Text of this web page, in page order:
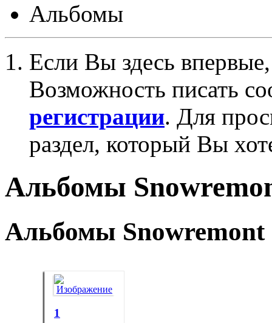
Альбомы
Если Вы здесь
Возможность писать
регистрации. Для
раздел, который Вы
Альбомы
Альбомы Snowremont
1